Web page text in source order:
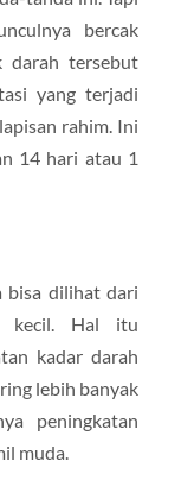
bercak
darah tersebut
yang terjadi
rahim. Ini
14 hari atau 1
bisa dilihat dari
kecil. Hal itu
kadar darah
lebih banyak
peningkatan
muda.